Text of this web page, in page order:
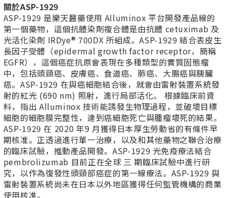
關於ASP-1929
ASP-1929 是樂天醫藥使用 Alluminox 平台開發產品線的
第一個藥物，這個抗體染劑複合體是由抗體 cetuximab 及
光活化染劑 IRDye® 700DX 所組成。ASP-1929 結合表皮生
⾧因子受體（epidermal growth factor receptor，簡稱
EGFR），這個癌症抗原會表現在多種類型的實質固態瘤
中，包括頭頸癌、皮膚癌、食道癌、肺癌、大腸癌與胰臟
癌。ASP-1929 在與癌細胞結合後，就會由雷射裝置系統發
射的紅光 (690 nm) 照射，進行局部活化。 根據臨床前資
料，指出 Alluminox 技術能誘發生物理過程，並破壞目標
細胞的細胞膜完整性，達到癌細胞死亡與腫瘤壞死的結果。
ASP-1929 在 2020 年9 月獲得日本厚生勞動省的有條件早
期核准。正透過進行單一治療，以及和其他藥物之聯合治療
的臨床試驗，推動產品開發。ASP-1929 光免疫療法結合
pembrolizumab 目前正在全球 三 期臨床試驗中進行研
究，以作為復發性頭頸部癌症的第一線療法。ASP-1929 與
雷射裝置系統尚未在日本以外地區獲得任何監管機構的商業
使用核准。